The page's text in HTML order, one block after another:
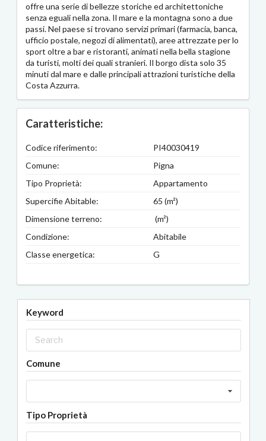
offre una serie di bellezze storiche ed architettoniche
senza eguali nella zona. Il mare e la montagna sono a due
passi. Nel paese si trovano servizi primari (farmacia, banca,
ufficio postale, negozi di alimentati), aree attrezzate per lo
sport oltre a bar e ristoranti, animati nella bella stagione
da turisti, molti dei quali stranieri. Il borgo dista solo 35
minuti dal mare e dalle principali attrazioni turistiche della
Costa Azzurra.
Caratteristiche:
Codice riferimento:
PI40030419
Comune:
Pigna
Tipo Proprietà:
Appartamento
Supercifie Abitable:
65 (m²)
Dimensione terreno:
(m²)
Condizione:
Abitabile
Classe energetica:
G
Keyword
Comune
Tipo Proprietà